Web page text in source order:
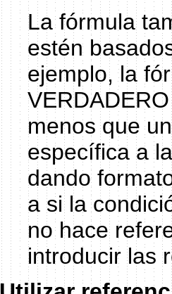
La fórmula
estén
ejemplo, la
menos que
específica a
dando
a si la
no hace
introducir las